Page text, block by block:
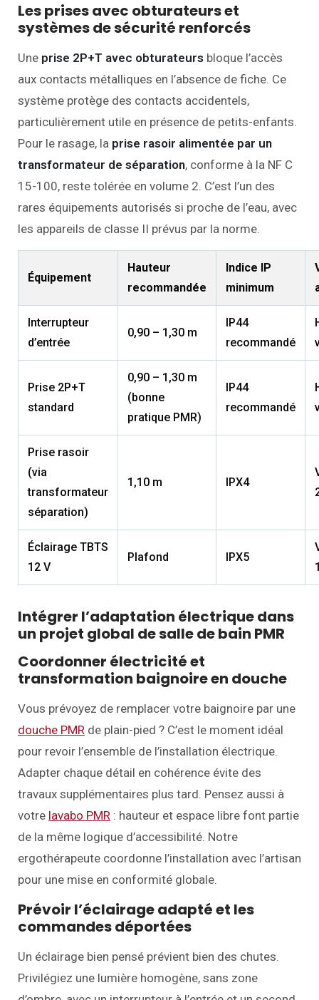
Les prises avec obturateurs et
systèmes de sécurité renforcés
Une prise 2P+T avec obturateurs bloque l’accès
aux contacts métalliques en l’absence de fiche. Ce
système protège des contacts accidentels,
particulièrement utile en présence de petits-enfants.
Pour le rasage, la prise rasoir alimentée par un
transformateur de séparation, conforme à la NF C
15-100, reste tolérée en volume 2. C’est l’un des
rares équipements autorisés si proche de l’eau, avec
les appareils de classe II prévus par la norme.
Équipement
Hauteur
recommandée
Indice IP
minimum
Interrupteur
d’entrée
0,90 – 1,30 m
IP44
recommandé
Prise 2P+T
standard
0,90 – 1,30 m
(bonne
pratique PMR)
IP44
recommandé
Prise rasoir
(via
transformateur
séparation)
1,10 m IPX4
Éclairage TBTS
12 V
Plafond IPX5
Intégrer l’adaptation électrique dans
un projet global de salle de bain PMR
Coordonner électricité et
transformation baignoire en douche
Vous prévoyez de remplacer votre baignoire par une
douche PMR de plain-pied ? C’est le moment idéal
pour revoir l’ensemble de l’installation électrique.
Adapter chaque détail en cohérence évite des
travaux supplémentaires plus tard. Pensez aussi à
votre lavabo PMR : hauteur et espace libre font partie
de la même logique d’accessibilité. Notre
ergothérapeute coordonne l’installation avec l’artisan
pour une mise en conformité globale.
Prévoir l’éclairage adapté et les
commandes déportées
Un éclairage bien pensé prévient bien des chutes.
Privilégiez une lumière homogène, sans zone